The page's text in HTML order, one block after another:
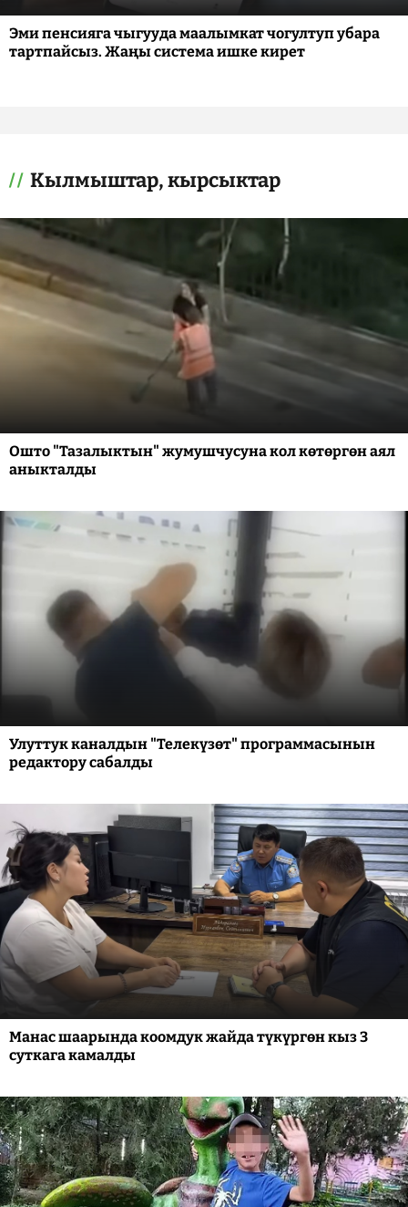
Эми пенсияга чыгууда маалымкат чогултуп убара
тартпайсыз. Жаңы система ишке кирет
Кылмыштар, кырсыктар
Ошто "Тазалыктын" жумушчусуна кол көтөргөн аял
аныкталды
Улуттук каналдын "Телекүзөт" программасынын
редактору сабалды
Манас шаарында коомдук жайда түкүргөн кыз 3
суткага камалды